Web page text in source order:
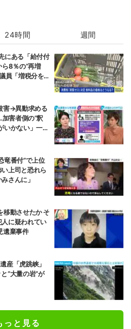
24時間 週間
にある「給付付
ら8％の“再増
員「増税分を上
害→異動求める
害者側の“釈
いかない」一方
竜番付”で上位
上司と恐れら
さんに」
移動させたか そ
に疑われてい
遺棄事件
産「虎跳峡」
“大量の岩”が
っと見る